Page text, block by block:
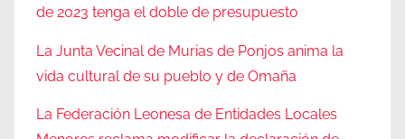
de 2023 tenga el doble de presupuesto
La Junta Vecinal de Murias de Ponjos anima la
vida cultural de su pueblo y de Omaña
La Federación Leonesa de Entidades Locales